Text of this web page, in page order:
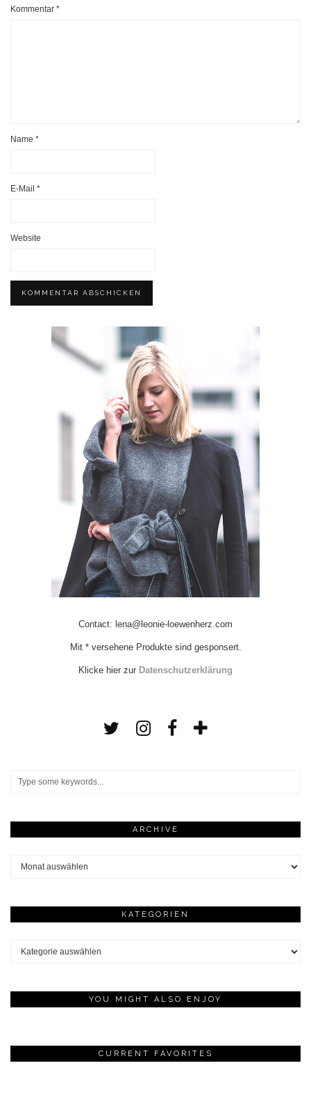
Kommentar *
Name *
E-Mail *
Website
Contact: lena@leonie-loewenherz.com
Mit * versehene Produkte sind gesponsert.
Klicke hier zur Datenschutzerklärung
ARCHIVE
KATEGORIEN
YOU MIGHT ALSO ENJOY
CURRENT FAVORITES